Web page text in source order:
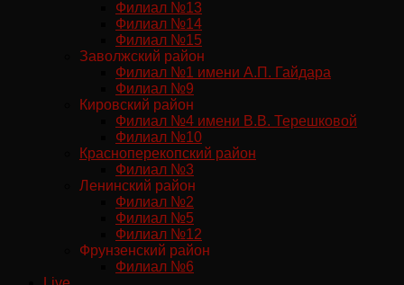
Филиал №13
Филиал №14
Филиал №15
Заволжский район
Филиал №1 имени А.П. Гайдара
Филиал №9
Кировский район
Филиал №4 имени В.В. Терешковой
Филиал №10
Красноперекопский район
Филиал №3
Ленинский район
Филиал №2
Филиал №5
Филиал №12
Фрунзенский район
Филиал №6